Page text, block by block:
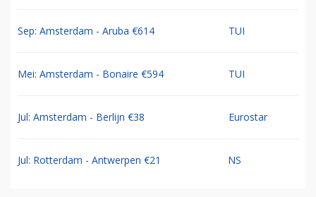
Sep: Amsterdam - Aruba €614 TUI
Mei: Amsterdam - Bonaire €594 TUI
Jul: Amsterdam - Berlijn €38 Eurostar
Jul: Rotterdam - Antwerpen €21 NS